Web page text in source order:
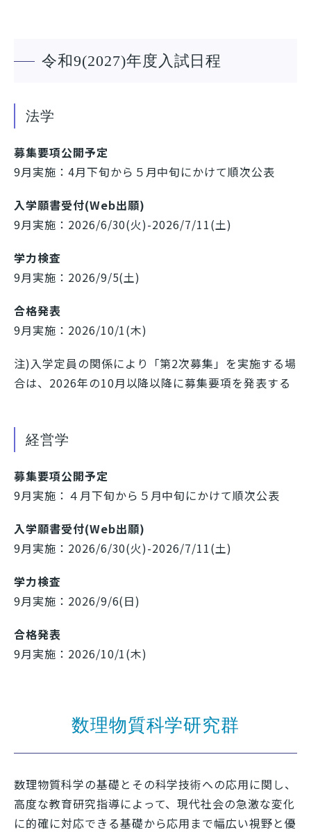
令和9(2027)年度入試日程
法学
募集要項公開予定
9月実施：4月下旬から５月中旬にかけて順次公表
入学願書受付(Web出願)
9月実施：2026/6/30(火)-2026/7/11(土)
学力検査
9月実施：2026/9/5(土)
合格発表
9月実施：2026/10/1(木)
注)入学定員の関係により「第2次募集」を実施する場
合は、2026年の10月以降以降に募集要項を発表する
経営学
募集要項公開予定
9月実施：４月下旬から５月中旬にかけて順次公表
入学願書受付(Web出願)
9月実施：2026/6/30(火)-2026/7/11(土)
学力検査
9月実施：2026/9/6(日)
合格発表
9月実施：2026/10/1(木)
数理物質科学研究群
数理物質科学の基礎とその科学技術への応用に関し、
高度な教育研究指導によって、現代社会の急激な変化
に的確に対応できる基礎から応用まで幅広い視野と優